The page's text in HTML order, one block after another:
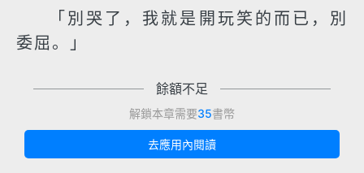
「別哭了，我就是開玩笑的而已，別
委屈。」
餘額不足
解鎖本章需要35書幣
去應用內閱讀